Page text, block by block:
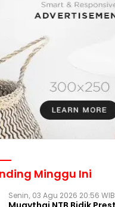
Minggu Ini
Senin, 03 Agu 2026 20:56 WIB